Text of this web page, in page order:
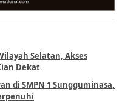
Selatan, Akses
Dekat
di SMPN 1 Sungguminasa,